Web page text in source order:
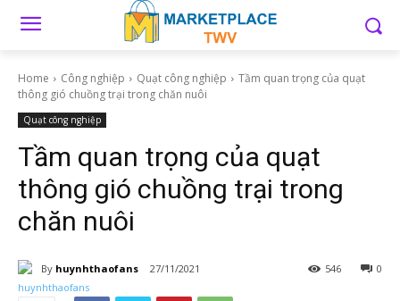
Home Công nghiệp Quạt công nghiệp
Tầm quan trọng của quạt
thông gió chuồng trại trong chăn nuôi
Quạt công nghiệp
Tầm quan trọng của quạt
thông gió chuồng trại trong
chăn nuôi
By huynhthaofans 27/11/2021 0
546